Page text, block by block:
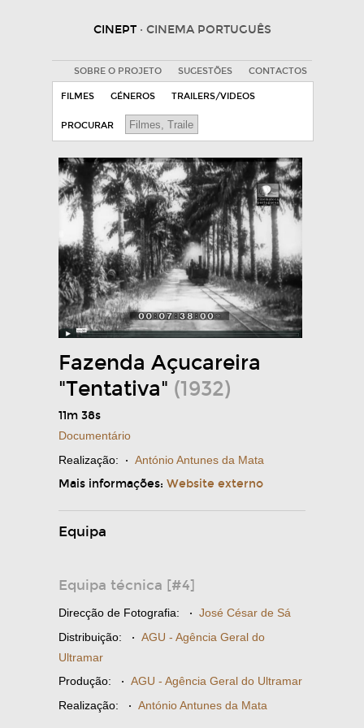
CINEPT · CINEMA PORTUGUÊS
SOBRE O PROJETO SUGESTÕES CONTACTOS
FILMES GÉNEROS TRAILERS/VIDEOS
PROCURAR
Fazenda Açucareira
"Tentativa" (1932)
11m 38s
Documentário
Realização: · António Antunes da Mata
Mais informações: Website externo
Equipa
Equipa técnica [#4]
Direcção de Fotografia: · José César de Sá
Distribuição: · AGU - Agência Geral do
Ultramar
Produção: · AGU - Agência Geral do Ultramar
Realização: · António Antunes da Mata